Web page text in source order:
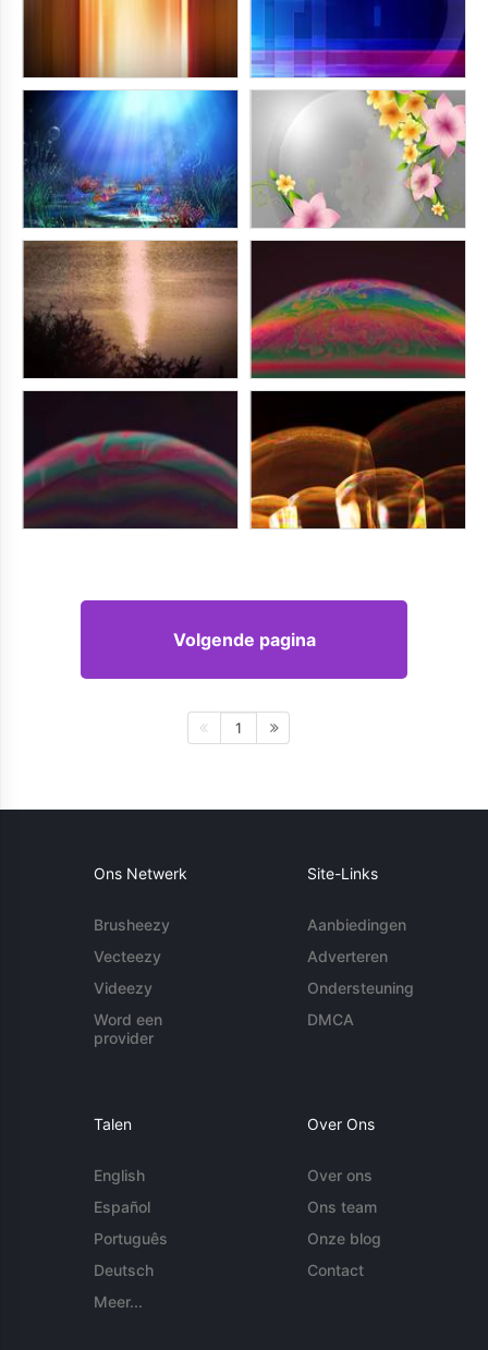
Volgende pagina
1
Ons Netwerk
Brusheezy
Vecteezy
Videezy
Word een
provider
Site-Links
Aanbiedingen
Adverteren
Ondersteuning
DMCA
Talen
English
Español
Português
Deutsch
Meer...
Over Ons
Over ons
Ons team
Onze blog
Contact